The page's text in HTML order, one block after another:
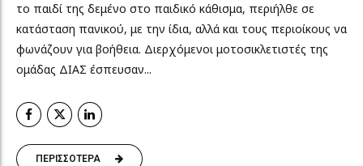
το παιδί της δεμένο στο παιδικό κάθισμα, περιήλθε σε
κατάσταση πανικού, με την ίδια, αλλά και τους περιοίκους να
φωνάζουν για βοήθεια. Διερχόμενοι μοτοσικλετιστές της
ομάδας ΔΙΑΣ έσπευσαν...
ΠΕΡΙΣΣΟΤΕΡΑ